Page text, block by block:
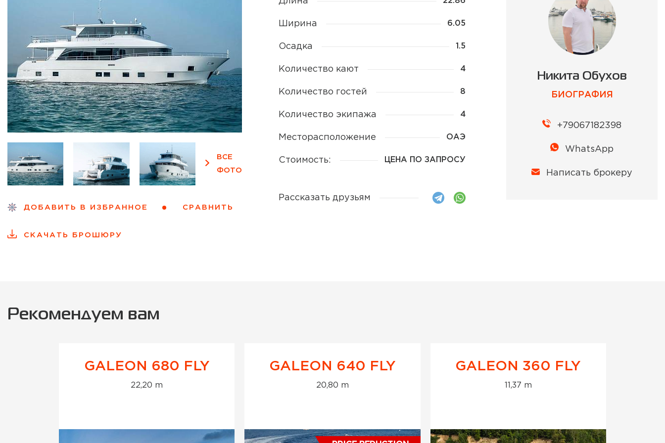
ВСЕ
ФОТО
ДОБАВИТЬ В ИЗБРАННОЕ СРАВНИТЬ
СКАЧАТЬ БРОШЮРУ
Ширина 6.05
Осадка 1.5
Количество кают 4
Количество гостей 8
Количество экипажа 4
Месторасположение ОАЭ
Стоимость: ЦЕНА ПО ЗАПРОСУ
Рассказать друзьям
Никита Обухов
БИОГРАФИЯ
+79067182398
WhatsApp
Написать брокеру
Рекомендуем вам
GALEON 680 FLY
22,20 m
GALEON 640 FLY
20,80 m
GALEON 360 FLY
11,37 m